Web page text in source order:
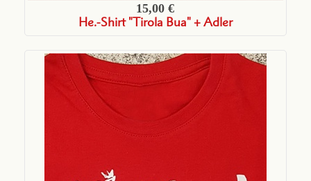
15,00 €
He.-Shirt "Tirola Bua" + Adler